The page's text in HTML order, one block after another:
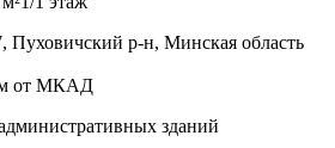
Пуховичский р-н, Минская область
от МКАД
зданий